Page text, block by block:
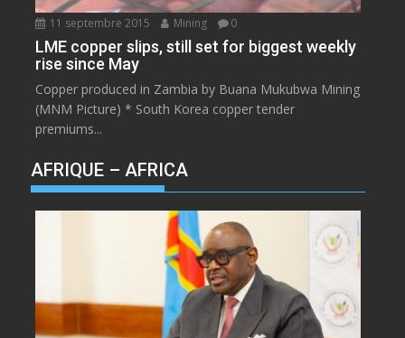
11 septembre 2015 Mining 0
LME copper slips, still set for biggest weekly
rise since May
Copper produced in Zambia by Buana Mukubwa Mining
(MNM Picture) * South Korea copper tender
premiums...
AFRIQUE – AFRICA